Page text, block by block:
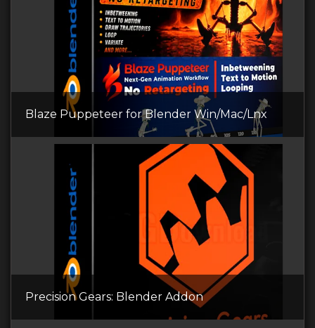
Blaze Puppeteer for Blender Win/Mac/Lnx
Precision Gears: Blender Addon